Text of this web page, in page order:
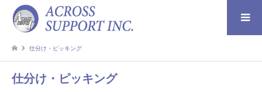
検索
仕分け・ピッキング
仕分け・ピッキング